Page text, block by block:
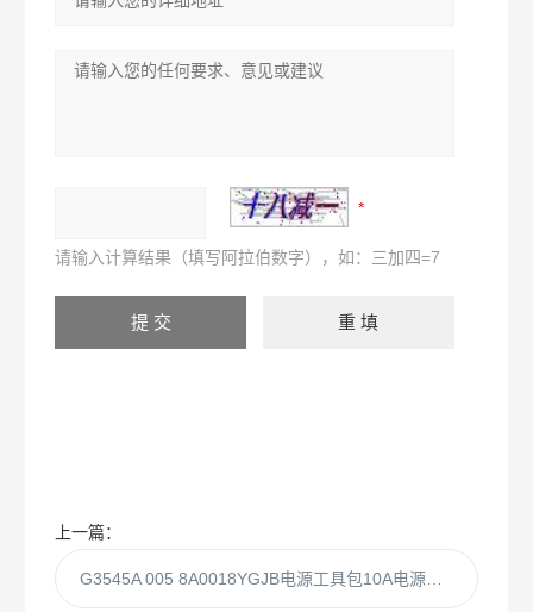
请输入计算结果（填写阿拉伯数字），如：三加四=7
上一篇：